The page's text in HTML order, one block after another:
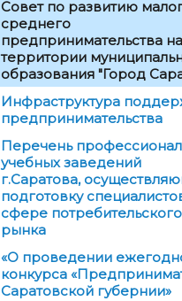
Совет по развитию
среднего
предпринимательства на
территории
образования "Город
Инфраструктура
предпринимательства
Перечень
учебных заведений
г.Саратова,
подготовку
сфере потребительского
рынка
«О проведении
конкурса
Саратовской губернии»